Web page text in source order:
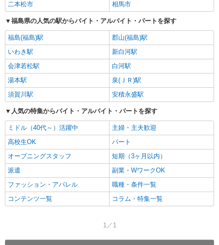
二本松市
相馬市
福島県の人気の駅からバイト・アルバイト・パートを探す
福島(福島)駅
郡山(福島)駅
いわき駅
新白河駅
会津若松駅
白河駅
湯本駅
泉(ＪＲ)駅
須賀川駅
安積永盛駅
人気の特集からバイト・アルバイト・パートを探す
ミドル（40代～）活躍中
主婦・主夫歓迎
高校生OK
パート
オープニングスタッフ
短期（3ヶ月以内）
派遣
副業・WワークOK
ファッション・アパレル
職種・条件一覧
コンテンツ一覧
コラム・特集一覧
1／1